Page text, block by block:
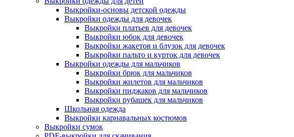
Выкройки-основы детской одежды
Выкройки одежды для девочек
Выкройки платьев для девочек
Выкройки юбок для девочек
Выкройки жакетов и блузок для девочек
Выкройки пальто и курток для девочек
Выкройки одежды для мальчиков
Выкройки брюк для мальчиков
Выкройки жилетов для мальчиков
Выкройки пиджаков для мальчиков
Выкройки рубашек для мальчиков
Школьная одежда
Выкройки карнавальных костюмов
Выкройки сумок